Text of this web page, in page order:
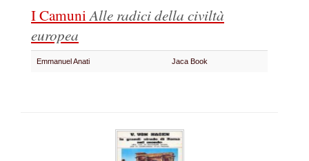
I CamuniAlle radici della civiltà
europea
Emmanuel Anati Jaca Book